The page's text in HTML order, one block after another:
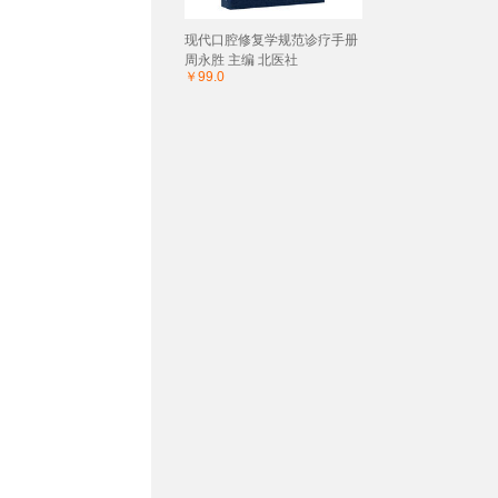
现代口腔修复学规范诊疗手册
周永胜 主编 北医社
￥99.0